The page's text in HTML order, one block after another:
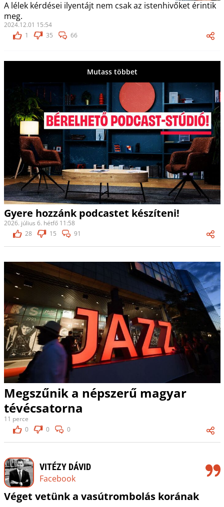
A lélek kérdései ilyentájt nem csak az istenhivőket érintik
meg.
2024.12.01 15:54
1
35 66
Mutass többet
Gyere hozzánk podcastet készíteni!
2026. július 6. hétfő 11:58
28
15 91
Megszűnik a népszerű magyar
tévécsatorna
11 perce
0
0 0
VITÉZY DÁVID
Facebook
Véget vetünk a vasútrombolás korának